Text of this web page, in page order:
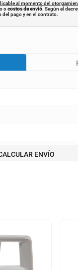
al momento del
ocostos de envió. Según el
pago y en el contrato.
ENVÍO